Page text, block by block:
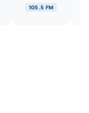
105.5 FM